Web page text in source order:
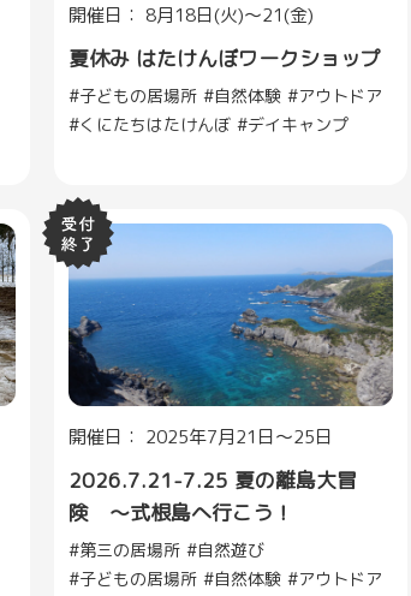
開催日： 8月18日(火)～21(金)
夏休み はたけんぼワークショップ
子どもの居場所 自然体験
アウトドア
くにたちはたけんぼ
デイキャンプ
開催日： 2025年7月21日～25日
2026.7.21-7.25 夏の離島大冒
険 ～式根島へ行こう！
第三の居場所
自然遊び
子どもの居場所
自然体験 アウトドア